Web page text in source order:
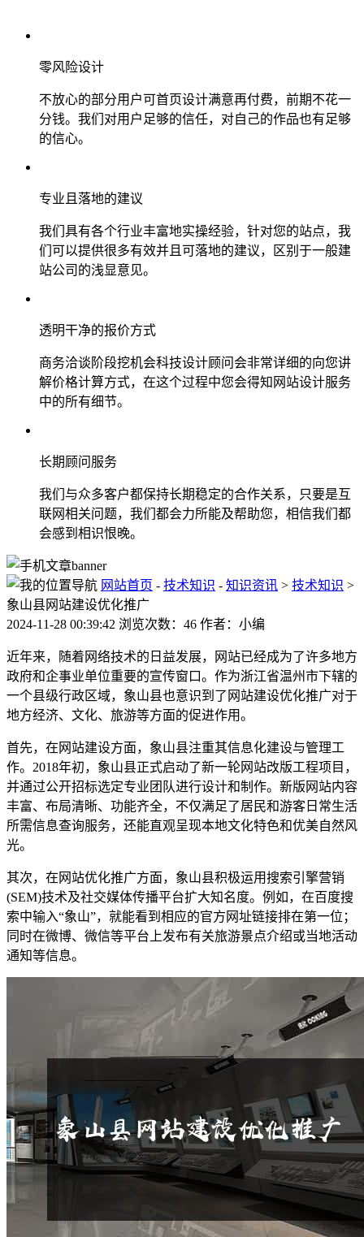
零风险设计
不放心的部分用户可首页设计满意再付费，前期不花一
分钱。我们对用户足够的信任，对自己的作品也有足够
的信心。
专业且落地的建议
我们具有各个行业丰富地实操经验，针对您的站点，我
们可以提供很多有效并且可落地的建议，区别于一般建
站公司的浅显意见。
透明干净的报价方式
商务洽谈阶段挖机会科技设计顾问会非常详细的向您讲
解价格计算方式，在这个过程中您会得知网站设计服务
中的所有细节。
长期顾问服务
我们与众多客户都保持长期稳定的合作关系，只要是互
联网相关问题，我们都会力所能及帮助您，相信我们都
会感到相识恨晚。
网站首页 - 技术知识 - 知识资讯 > 技术知识 >
象山县网站建设优化推广
2024-11-28 00:39:42 浏览次数：46 作者：小编
近年来，随着网络技术的日益发展，网站已经成为了许多地方
政府和企事业单位重要的宣传窗口。作为浙江省温州市下辖的
一个县级行政区域，象山县也意识到了网站建设优化推广对于
地方经济、文化、旅游等方面的促进作用。
首先，在网站建设方面，象山县注重其信息化建设与管理工
作。2018年初，象山县正式启动了新一轮网站改版工程项目，
并通过公开招标选定专业团队进行设计和制作。新版网站内容
丰富、布局清晰、功能齐全，不仅满足了居民和游客日常生活
所需信息查询服务，还能直观呈现本地文化特色和优美自然风
光。
其次，在网站优化推广方面，象山县积极运用搜索引擎营销
(SEM)技术及社交媒体传播平台扩大知名度。例如，在百度搜
索中输入“象山”，就能看到相应的官方网址链接排在第一位；
同时在微博、微信等平台上发布有关旅游景点介绍或当地活动
通知等信息。